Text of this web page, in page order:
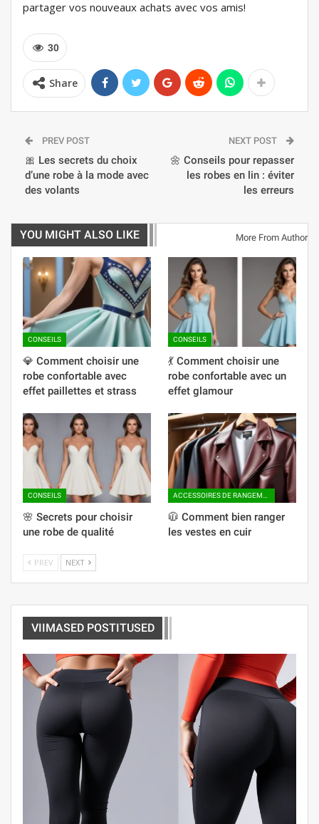
partager vos nouveaux achats avec vos amis!
30
Share
PREV POST
🎀 Les secrets du choix
d’une robe à la mode avec
des volants
NEXT POST
🌼 Conseils pour repasser
les robes en lin : éviter
les erreurs
YOU MIGHT ALSO LIKE More From Author
CONSEILS
💎 Comment choisir une
robe confortable avec
effet paillettes et strass
CONSEILS
💃 Comment choisir une
robe confortable avec un
effet glamour
CONSEILS
🌸 Secrets pour choisir
une robe de qualité
ACCESSOIRES DE RANGEMENT
🧥 Comment bien ranger
les vestes en cuir
PREV NEXT
VIIMASED POSTITUSED